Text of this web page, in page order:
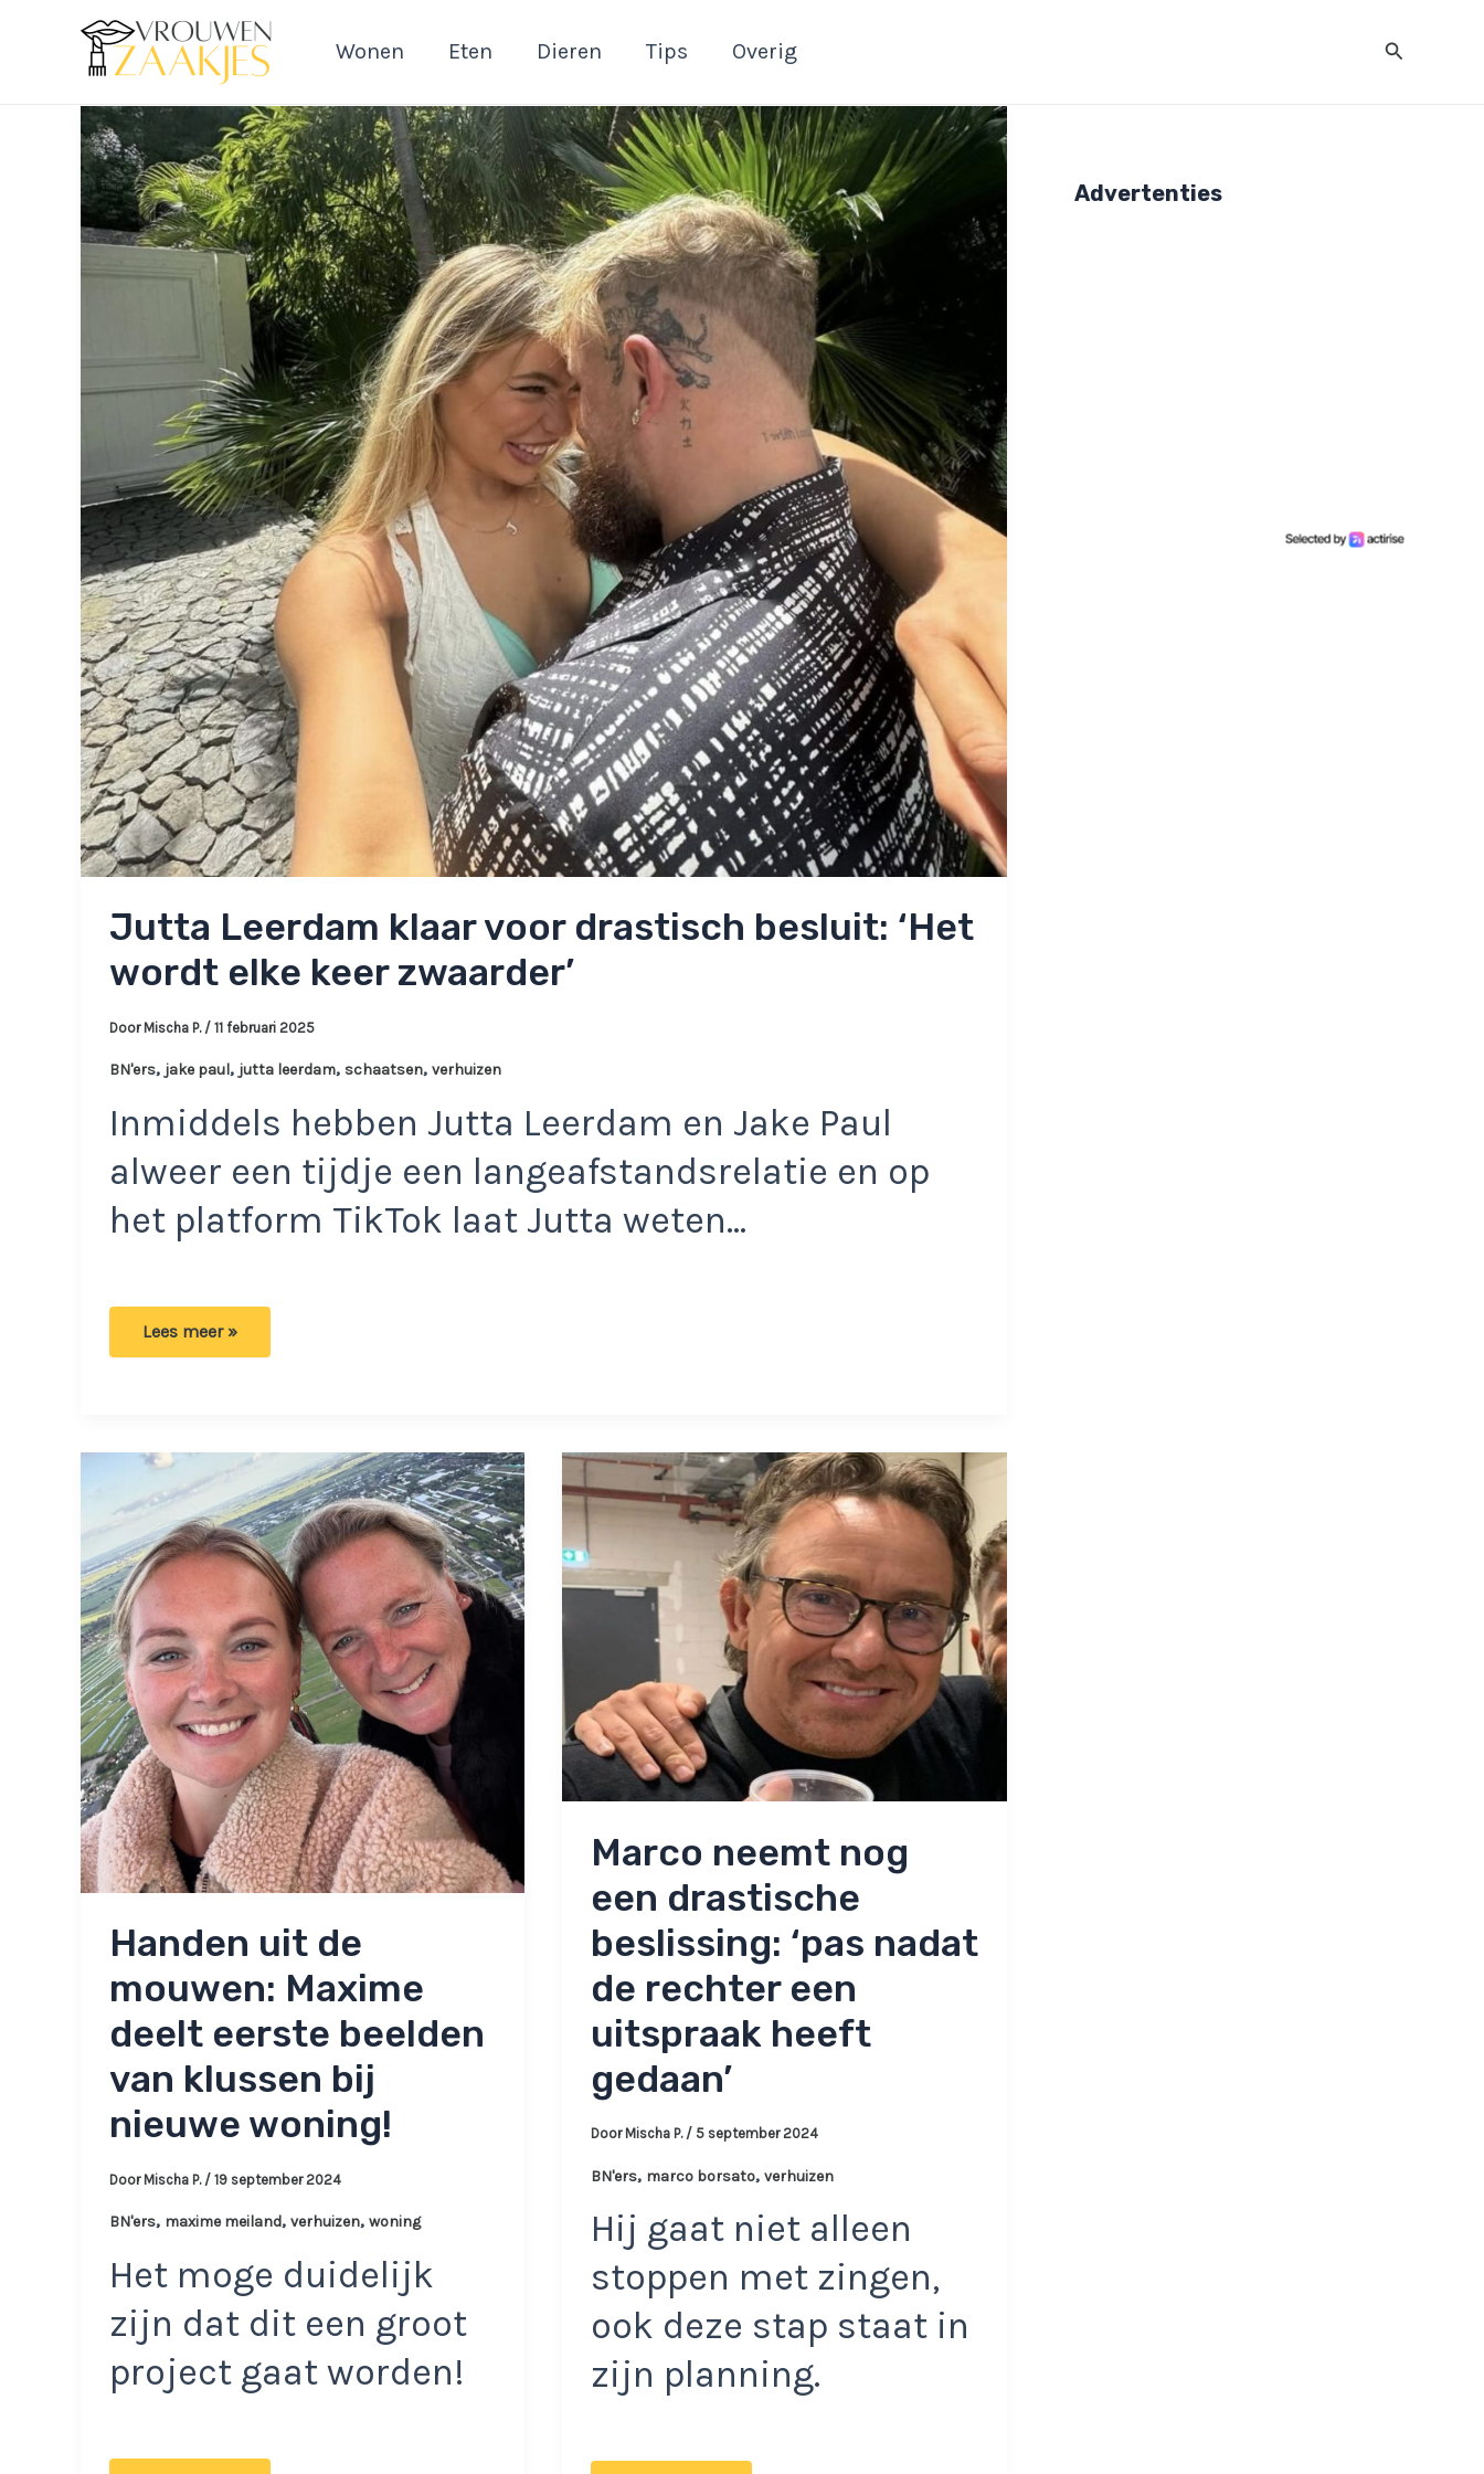
Wonen Eten Dieren Tips Overig Zoeken
Jutta Leerdam klaar voor drastisch besluit: ‘Het
wordt elke keer zwaarder’
Door Mischa P. / 11 februari 2025
BN'ers, jake paul, jutta leerdam, schaatsen, verhuizen
Inmiddels hebben Jutta Leerdam en Jake Paul
alweer een tijdje een langeafstandsrelatie en op
het platform TikTok laat Jutta weten…
Jutta
wordt
elke
keer
zwaarder’
Lees meer »
Handen uit de
mouwen: Maxime
deelt eerste beelden
van klussen bij
nieuwe woning!
Door Mischa P. / 19 september 2024
BN'ers, maxime meiland, verhuizen, woning
Het moge duidelijk
zijn dat dit een groot
project gaat worden!
Marco neemt nog
een drastische
beslissing: ‘pas nadat
de rechter een
uitspraak heeft
gedaan’
Door Mischa P. / 5 september 2024
BN'ers, marco borsato, verhuizen
Hij gaat niet alleen
stoppen met zingen,
ook deze stap staat in
zijn planning.
Advertenties